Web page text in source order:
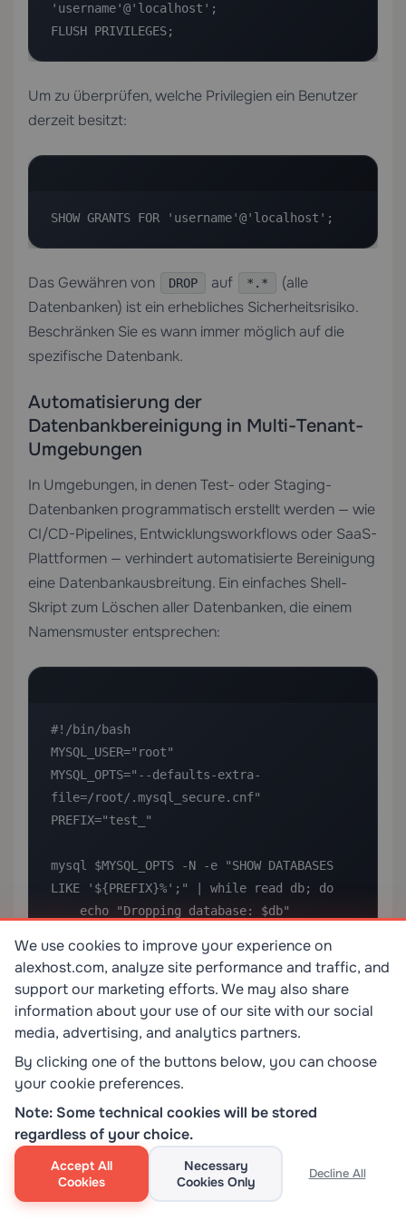
'username'@'localhost';
FLUSH PRIVILEGES;
Um zu überprüfen, welche Privilegien ein Benutzer
derzeit besitzt:
SHOW GRANTS FOR 'username'@'localhost';
Das Gewähren von DROP auf *.*
(alle
Datenbanken) ist ein erhebliches Sicherheitsrisiko.
Beschränken Sie es wann immer möglich auf die
spezifische Datenbank.
Automatisierung der
Datenbankbereinigung in Multi-Tenant-
Umgebungen
In Umgebungen, in denen Test- oder Staging-
Datenbanken programmatisch erstellt werden — wie
CI/CD-Pipelines, Entwicklungsworkflows oder SaaS-
Plattformen — verhindert automatisierte Bereinigung
eine Datenbankausbreitung. Ein einfaches Shell-
Skript zum Löschen aller Datenbanken, die einem
Namensmuster entsprechen:
#!/bin/bash
MYSQL_USER="root"
MYSQL_OPTS="--defaults-extra-
file=/root/.mysql_secure.cnf"
PREFIX="test_"
mysql $MYSQL_OPTS -N -e "SHOW DATABASES
LIKE '${PREFIX}%';" | while read db; do
Das Backtick-Escaping um die
DATABASE`-Anweisung ist entscheidend —
Datenbanknamen, die Bindestriche oder reservierte
Wörter enthalten, verursachen ohne diese einen
Syntaxfehler.
Fehlerbehebung bei häufigen Fehlern
We use cookies to improve your experience on
alexhost.com, analyze site performance and traffic, and
support our marketing efforts. We may also share
information about your use of our site with our social
media, advertising, and analytics partners.
By clicking one of the buttons below, you can choose
your cookie preferences.
Note: Some technical cookies will be stored
regardless of your choice.
Accept All
Cookies
Necessary
Cookies Only
Decline All